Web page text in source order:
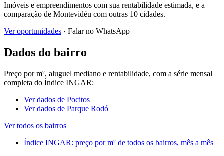
Imóveis e empreendimentos com sua rentabilidade estimada, e a
comparação de Montevidéu com outras 10 cidades.
Ver oportunidades · Falar no WhatsApp
Dados do bairro
Preço por m², aluguel mediano e rentabilidade, com a série mensal
completa do Índice INGAR:
Ver dados de Pocitos
Ver dados de Parque Rodó
Ver todos os bairros
Índice INGAR: preço por m² de todos os bairros, mês a mês